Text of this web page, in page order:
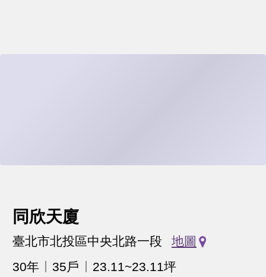
同欣天廈
臺北市北投區中央北路一段
地圖
30年
35戶 23.11~23.11坪